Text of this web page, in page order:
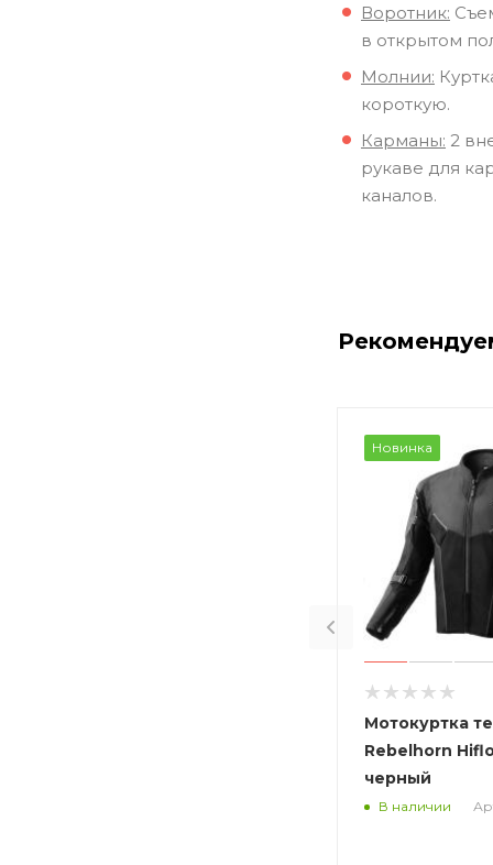
Воротник:
в открытом
Молнии:
короткую.
Карманы: 2
рукаве для
каналов.
Новинка
Мотокуртка
Rebelhorn
черный
В наличии